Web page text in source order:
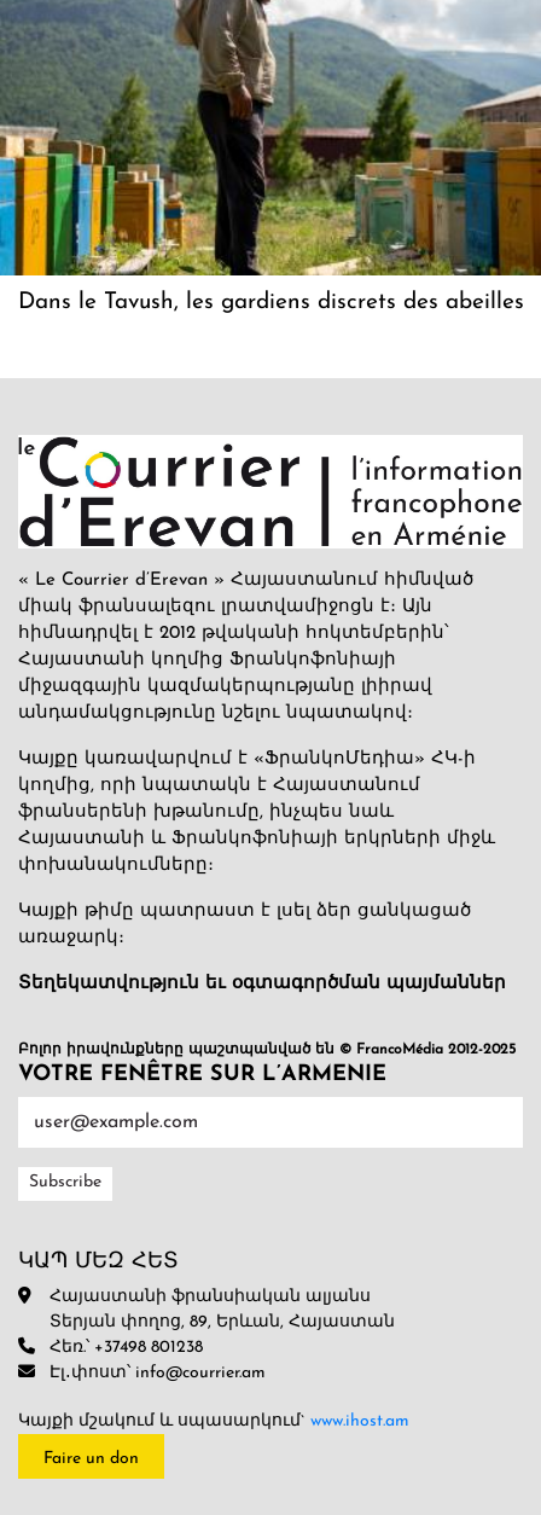
Dans le Tavush, les gardiens discrets des abeilles
« Le Courrier d’Erevan » Հայաստանում հիմնված
միակ ֆրանսալեզու լրատվամիջոցն է։ Այն
հիմնադրվել է 2012 թվականի հոկտեմբերին՝
Հայաստանի կողմից Ֆրանկոֆոնիայի
միջազգային կազմակերպությանը լիիրավ
անդամակցությունը նշելու նպատակով։
Կայքը կառավարվում է «ՖրանկոՄեդիա» ՀԿ-ի
կողմից, որի նպատակն է Հայաստանում
ֆրանսերենի խթանումը, ինչպես նաև
Հայաստանի և Ֆրանկոֆոնիայի երկրների միջև
փոխանակումները։
Կայքի թիմը պատրաստ է լսել ձեր ցանկացած
առաջարկ։
Տեղեկատվություն եւ օգտագործման պայմաններ
Բոլոր իրավունքները պաշտպանված են © FrancoMédia 2012-2025
VOTRE FENÊTRE SUR L’ARMENIE
ԿԱՊ ՄԵԶ ՀԵՏ
Հայաստանի ֆրանսիական ալյանս
Տերյան փողոց, 89, Երևան, Հայաստան
Հեռ.՝ +37498 801238
Էլ․փոստ՝ info@courrier.am
Կայքի մշակում և սպասարկում` www.ihost.am
Faire un don